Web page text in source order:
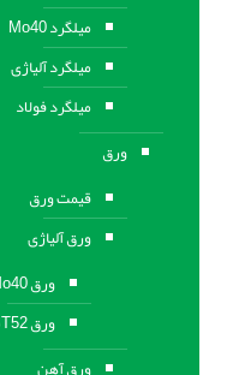
میلگرد Mo40
میلگرد آلیاژی
میلگرد فولاد
ورق
قیمت ورق
ورق آلیاژی
ورق Mo40
ورق ST52
ورق آهن